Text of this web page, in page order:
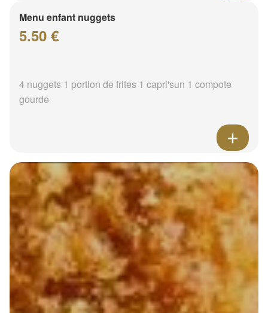
Menu enfant nuggets
5.50 €
4 nuggets 1 portion de frites 1 capri'sun 1 compote
gourde